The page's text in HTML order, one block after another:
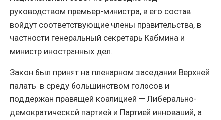
руководством премьер-министра, в его состав
войдут соответствующие члены правительства, в
частности генеральный секретарь Кабмина и
министр иностранных дел.
Закон был принят на пленарном заседании Верхней
палаты в среду большинством голосов и
поддержан правящей коалицией — Либерально-
демократической партией и Партией инноваций, а